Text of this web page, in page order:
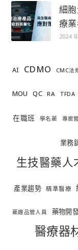
細
療
2024
AI CDMO CMC法
MOU QC RA TFDA
在職班 學名藥 專案
業務
生技醫藥人
產業趨勢 精準醫療
藥廠品管人員 藥物開
醫療器